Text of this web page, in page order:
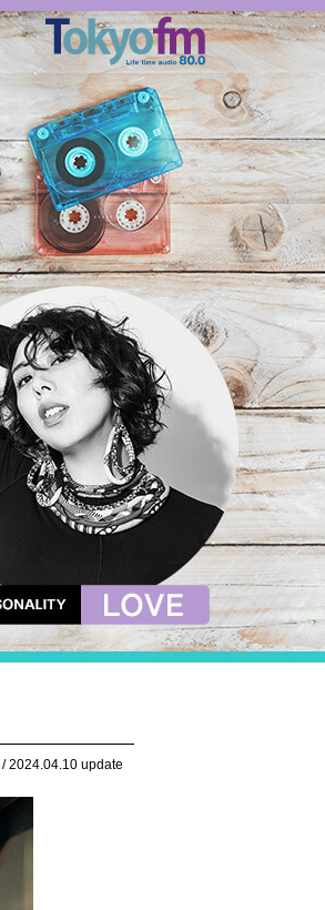
/ 2024.04.10 update